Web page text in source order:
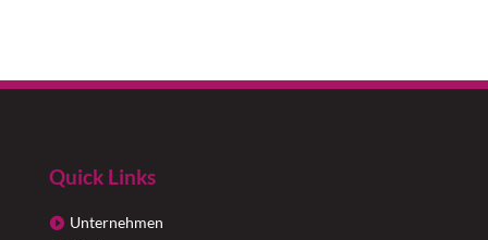
Quick Links
Unternehmen